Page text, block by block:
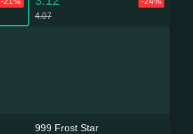
4.07
999 Frost Star